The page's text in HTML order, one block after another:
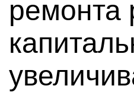
ремонта